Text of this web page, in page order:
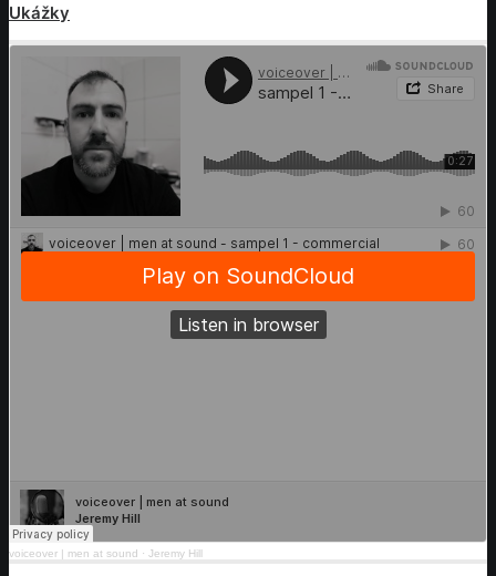
Ukážky
voiceover | men at sound · Jeremy Hill